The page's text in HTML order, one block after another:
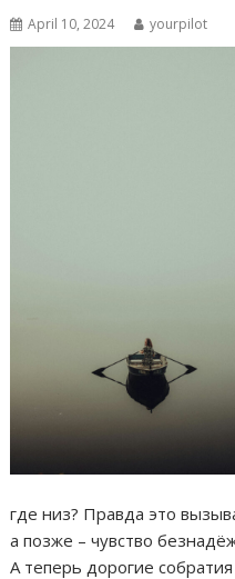
April 10, 2024 yourpilot
где низ? Правда это
а позже – чувство
А теперь дорогие